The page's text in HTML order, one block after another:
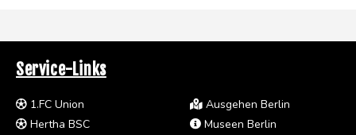
Service-Links
1.FC Union
Hertha BSC
Ausgehen Berlin
Museen Berlin